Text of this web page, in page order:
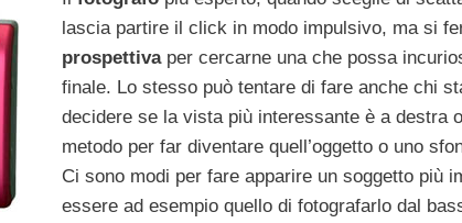
lascia partire il click in modo impulsivo, ma si
prospettivaper cercarne una che possa
finale. Lo stesso può tentare di fare anche chi
decidere se la vista più interessante è a destra
metodo per far diventare quell’oggetto o uno
Ci sono modi per fare apparire un soggetto più
essere ad esempio quello di fotografarlo dal